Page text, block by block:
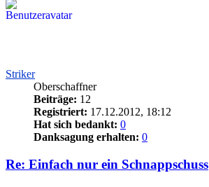
Striker
Oberschaffner
Beiträge: 12
Registriert: 17.12.2012, 18:12
Hat sich bedankt: 0
Danksagung erhalten: 0
Re: Einfach nur ein Schnappschuss